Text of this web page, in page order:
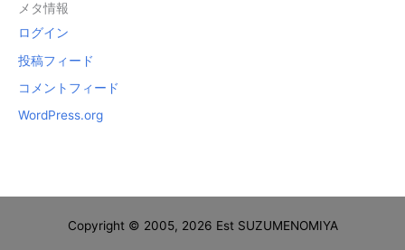
メタ情報
ログイン
投稿フィード
コメントフィード
WordPress.org
Copyright © 2005, 2026 Est SUZUMENOMIYA